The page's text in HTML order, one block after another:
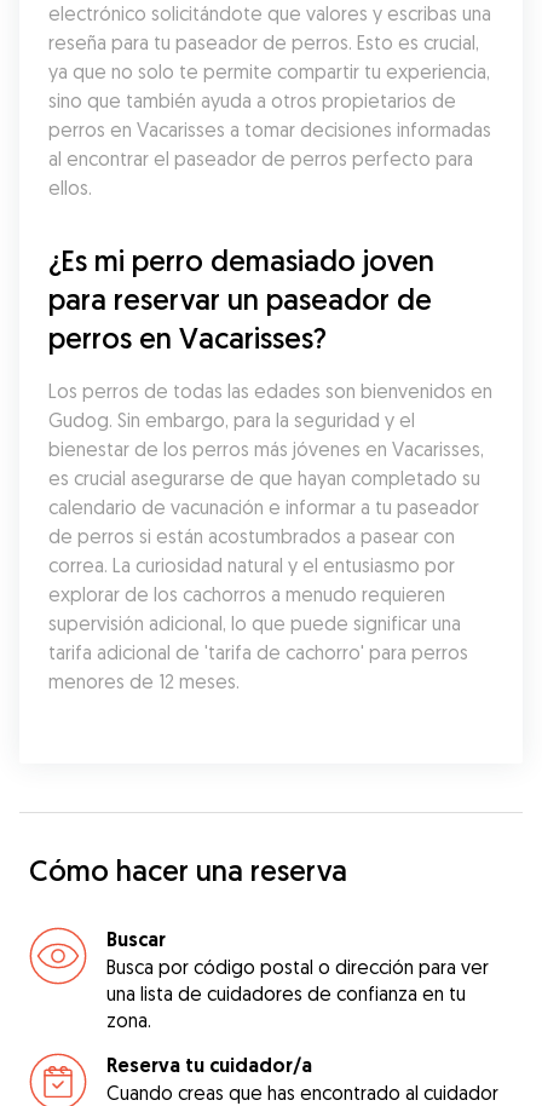
electrónico solicitándote que valores y escribas una
reseña para tu paseador de perros. Esto es crucial,
ya que no solo te permite compartir tu experiencia,
sino que también ayuda a otros propietarios de
perros en Vacarisses a tomar decisiones informadas
al encontrar el paseador de perros perfecto para
ellos.
¿Es mi perro demasiado joven
para reservar un paseador de
perros en Vacarisses?
Los perros de todas las edades son bienvenidos en
Gudog. Sin embargo, para la seguridad y el
bienestar de los perros más jóvenes en Vacarisses,
es crucial asegurarse de que hayan completado su
calendario de vacunación e informar a tu paseador
de perros si están acostumbrados a pasear con
correa. La curiosidad natural y el entusiasmo por
explorar de los cachorros a menudo requieren
supervisión adicional, lo que puede significar una
tarifa adicional de 'tarifa de cachorro' para perros
menores de 12 meses.
Cómo hacer una reserva
Buscar
Busca por código postal o dirección para ver
una lista de cuidadores de confianza en tu
zona.
Reserva tu cuidador/a
Cuando creas que has encontrado al cuidador